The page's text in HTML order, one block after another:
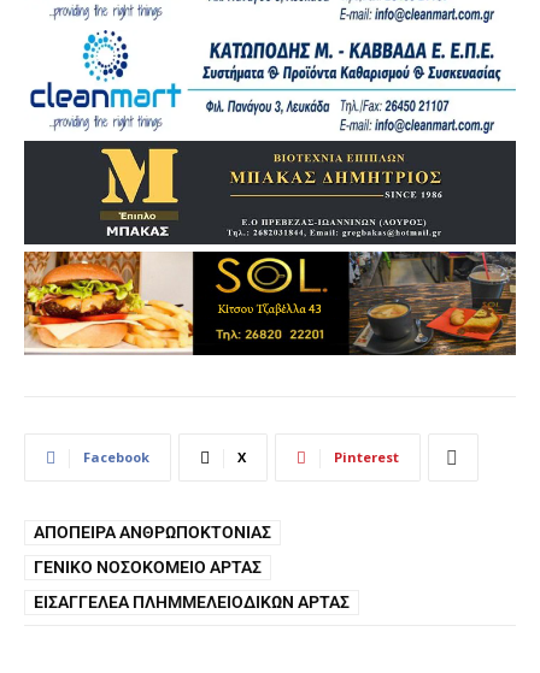
Facebook X Pinterest
ΑΠΌΠΕΙΡΑ ΑΝΘΡΩΠΟΚΤΟΝΊΑΣ
ΓΕΝΙΚΌ ΝΟΣΟΚΟΜΕΊΟ ΆΡΤΑΣ
ΕΙΣΑΓΓΕΛΈΑ ΠΛΗΜΜΕΛΕΙΟΔΙΚΏΝ ΆΡΤΑΣ